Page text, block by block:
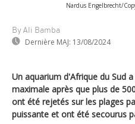
Nardus Engelbrecht/
By Ali Bamba
Dernière MAJ: 13/08/2024
Un aquarium d'Afrique du Sud
maximale après que plus de
ont été rejetés sur les plages
puissante et ont été secourus